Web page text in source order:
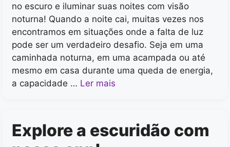
no escuro e iluminar suas noites com visão
noturna! Quando a noite cai, muitas vezes nos
encontramos em situações onde a falta de luz
pode ser um verdadeiro desafio. Seja em uma
caminhada noturna, em uma acampada ou até
mesmo em casa durante uma queda de energia,
a capacidade … Ler mais
Explore a escuridão com